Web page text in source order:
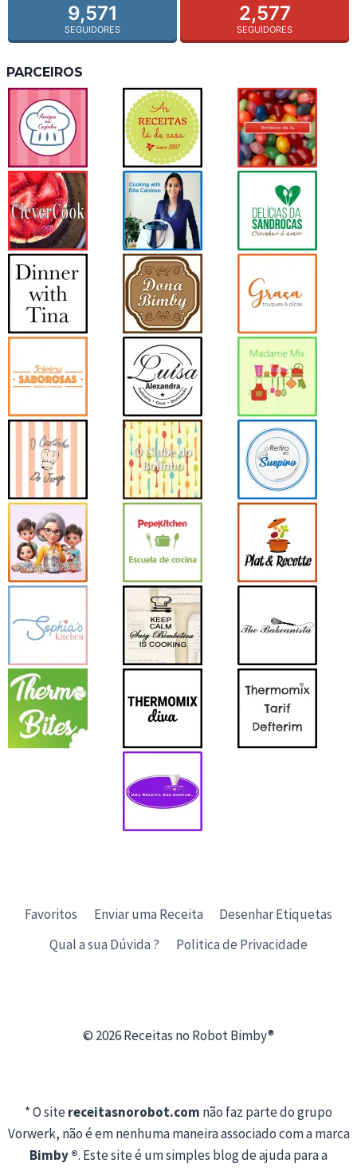
9,571
SEGUIDORES
2,577
SEGUIDORES
PARCEIROS
Favoritos Enviar uma Receita
Desenhar Etiquetas
Qual a sua Dúvida ?
Politica de Privacidade
© 2026 Receitas no Robot Bimby®
* O sitereceitasnorobot.com não faz parte do grupo
Vorwerk, não é em nenhuma maneira associado com a marca
Bimby ®. Este site é um simples blog de ajuda para a